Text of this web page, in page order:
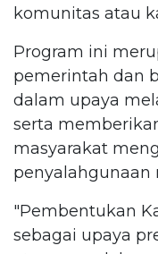
komunitas atau
Program ini
pemerintah dan
dalam upaya
serta
masyarakat
penyalahgunaan
"Pembentukan
sebagai upaya